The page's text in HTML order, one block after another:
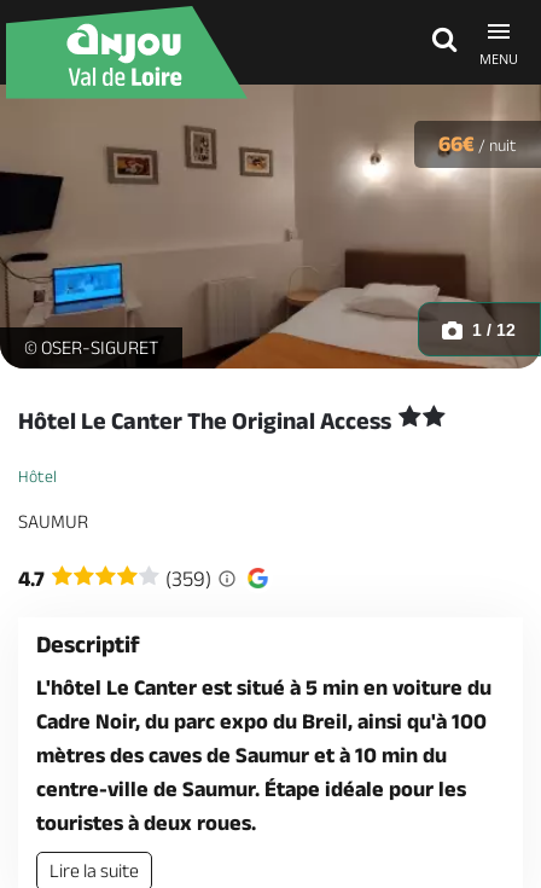
MENU
À voir, à faire
Agenda
Séjours, cadeaux
Brochures & Cartes Offices de tourisme Comment venir ? Ecrivez-nous
HOTEL LE CANTER - CHAMBRE SINGLE_1 -
© OSER-SIGURET
1 / 12
66€ / nuit
Hôtel Le Canter The Original Access
Hôtel
SAUMUR
4.7 (359)
Descriptif
L'hôtel Le Canter est situé à 5 min en voiture du
Cadre Noir, du parc expo du Breil, ainsi qu'à 100
mètres des caves de Saumur et à 10 min du
centre-ville de Saumur. Étape idéale pour les
touristes à deux roues.
Lire la suite